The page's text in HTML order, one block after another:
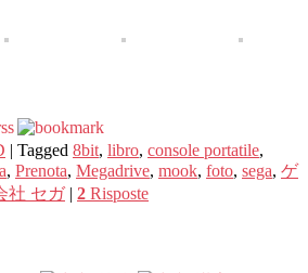
| Tagged 8bit, libro, console portatile,
, Prenota, Megadrive, mook, foto, sega, ゲ
社 セガ | 2 Risposte